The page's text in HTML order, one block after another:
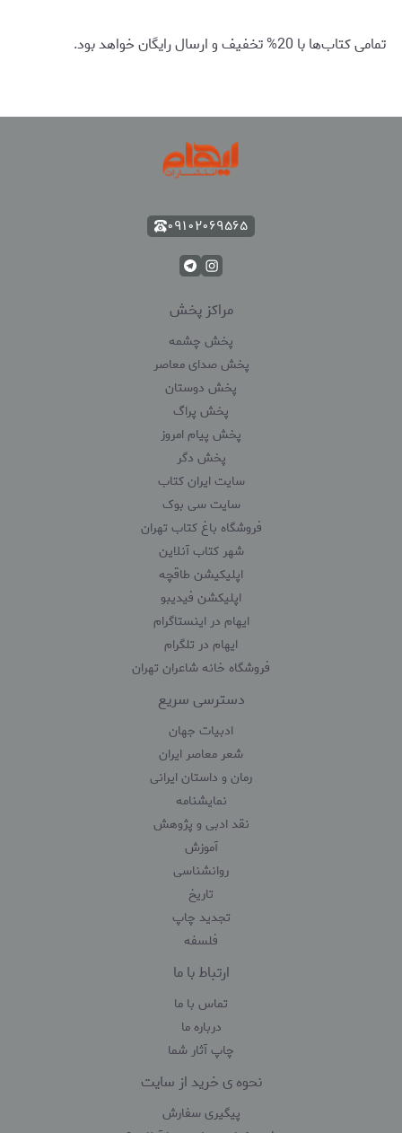
تمامی کتاب‌ها با 20% تخفیف و ارسال رایگان خواهد بود.
۰۹۱۰۲۰۶۹۵۶۵
مراکز پخش
پخش چشمه
پخش صدای معاصر
پخش دوستان
پخش پراگ
پخش پیام امروز
پخش دگر
سایت ایران کتاب
سایت سی بوک
فروشگاه باغ کتاب تهران
شهر کتاب آنلاین
اپلیکیشن طاقچه
اپلیکشن فیدیبو
ایهام در اینستاگرام
ایهام در تلگرام
فروشگاه خانه شاعران تهران
دسترسی سریع
ادبیات جهان
شعر معاصر ایران
رمان و داستان ایرانی
نمایشنامه
نقد ادبی و پژوهش
آموزش
روانشناسی
تاریخ
تجدید چاپ
فلسفه
ارتباط با ما
تماس با ما
درباره ما
چاپ آثار شما
نحوه ی خرید از سایت
پیگیری سفارش